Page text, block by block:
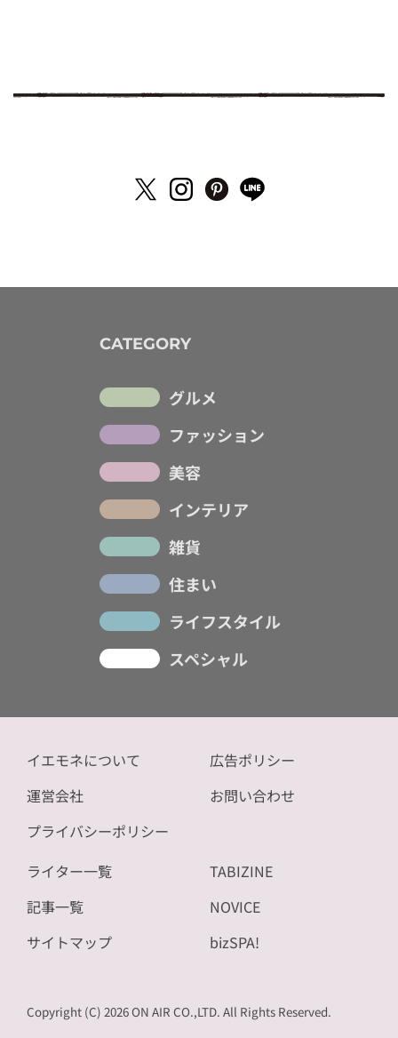
CATEGORY
グルメ
ファッション
美容
インテリア
雑貨
住まい
ライフスタイル
スペシャル
イエモネについて
運営会社
プライバシーポリシー
広告ポリシー
お問い合わせ
ライター一覧
記事一覧
サイトマップ
TABIZINE
NOVICE
bizSPA!
Copyright (C) 2026 ON AIR CO.,LTD. All Rights Reserved.